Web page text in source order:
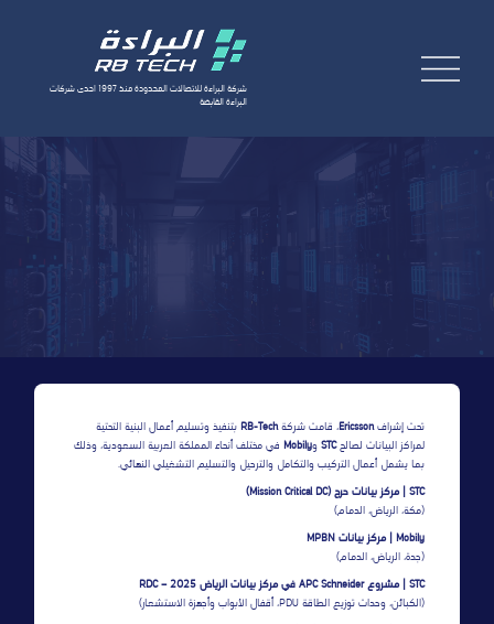
شركة البراءة للاتصالات المحدودة منذ 1997 احدى شركات
البراءة القابضة
طلب خدمة
تحت إشرافEricsson، قامت شركةRB-Techبتنفيذ وتسليم أعمال البنية التحتية
لمراكز البيانات لصالحSTCوMobilyفي مختلف أنحاء المملكة العربية السعودية، وذلك
بما يشمل أعمال التركيب والتكامل والترحيل والتسليم التشغيلي النهائي.
STC | مركز بيانات حرج (Mission Critical DC)
(مكة، الرياض، الدمام)
Mobily | مركز بيانات MPBN
(جدة، الرياض، الدمام)
STC | مشروع APC Schneider في مركز بيانات الرياض RDC – 2025
(الكبائن، وحدات توزيع الطاقة PDU، أقفال الأبواب وأجهزة الاستشعار)